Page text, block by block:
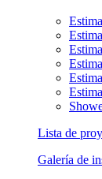
Lista de
Galería de